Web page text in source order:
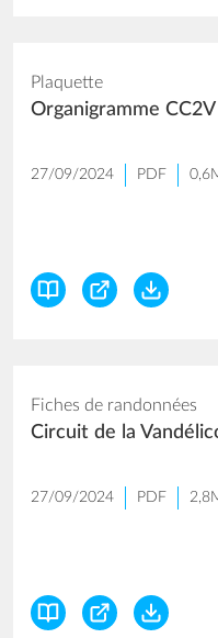
Plaquette
Organigramme CC2V
27/09/2024 PDF
Fiches de randonnées
Circuit de la
27/09/2024 PDF